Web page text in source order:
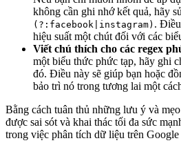
không cần ghi nhớ kết quả, hãy
(?:facebook|instagram) .
hiệu suất một chút đối với các
Viết chú thích cho các regex
một biểu thức phức tạp, hãy ghi
đó. Điều này sẽ giúp bạn hoặc
bảo trì nó trong tương lai một
Bằng cách tuân thủ những lưu ý và
được sai sót và khai thác tối đa sức
trong việc phân tích dữ liệu trên